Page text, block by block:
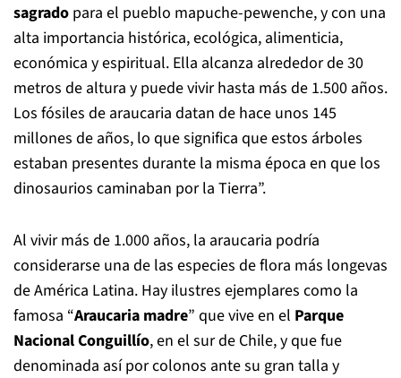
sagrado para el pueblo mapuche-pewenche, y con una
alta importancia histórica, ecológica, alimenticia,
económica y espiritual. Ella alcanza alrededor de 30
metros de altura y puede vivir hasta más de 1.500 años.
Los fósiles de araucaria datan de hace unos 145
millones de años, lo que significa que estos árboles
estaban presentes durante la misma época en que los
dinosaurios caminaban por la Tierra”.
Al vivir más de 1.000 años, la araucaria podría
considerarse una de las especies de flora más longevas
de América Latina. Hay ilustres ejemplares como la
famosa “Araucaria madre” que vive en el Parque
Nacional Conguillío, en el sur de Chile, y que fue
denominada así por colonos ante su gran talla y